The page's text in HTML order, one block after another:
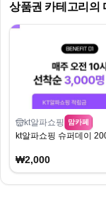
상품권 카테고리의
kt알파쇼핑 맘카페
kt알파쇼핑 슈퍼데이
₩2,000